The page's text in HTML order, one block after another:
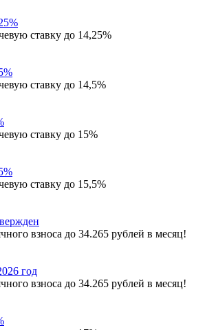
ставку до 14,25%
ставку до 14,5%
ставку до 15%
ставку до 15,5%
взноса до 34.265 рублей в месяц!
год
взноса до 34.265 рублей в месяц!